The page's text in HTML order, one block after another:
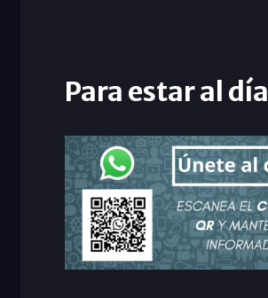
Para estar al día